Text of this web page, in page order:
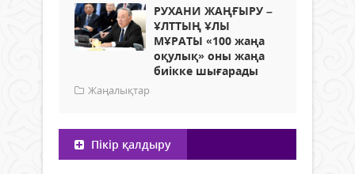
РУХАНИ ЖАҢҒЫРУ –
ҰЛТТЫҢ ҰЛЫ
МҰРАТЫ «100 жаңа
оқулық» оны жаңа
биікке шығарады
Жаңалықтар
Пікір қалдыру